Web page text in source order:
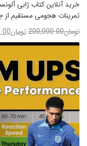
تمرینات هجومی مستقیم از
تومان200,000.00تومان